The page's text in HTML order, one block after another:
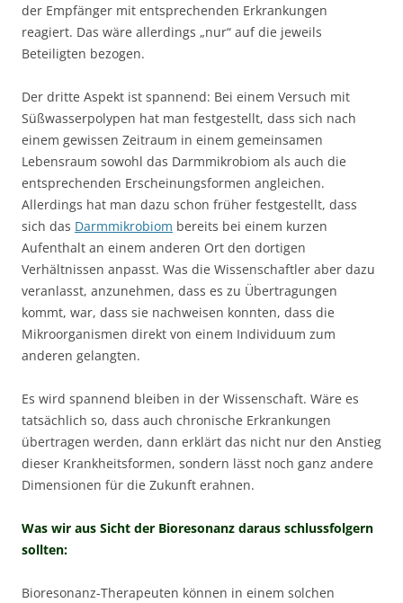
der Empfänger mit entsprechenden Erkrankungen
reagiert. Das wäre allerdings „nur“ auf die jeweils
Beteiligten bezogen.
Der dritte Aspekt ist spannend: Bei einem Versuch mit
Süßwasserpolypen hat man festgestellt, dass sich nach
einem gewissen Zeitraum in einem gemeinsamen
Lebensraum sowohl das Darmmikrobiom als auch die
entsprechenden Erscheinungsformen angleichen.
Allerdings hat man dazu schon früher festgestellt, dass
sich das Darmmikrobiom bereits bei einem kurzen
Aufenthalt an einem anderen Ort den dortigen
Verhältnissen anpasst. Was die Wissenschaftler aber dazu
veranlasst, anzunehmen, dass es zu Übertragungen
kommt, war, dass sie nachweisen konnten, dass die
Mikroorganismen direkt von einem Individuum zum
anderen gelangten.
Es wird spannend bleiben in der Wissenschaft. Wäre es
tatsächlich so, dass auch chronische Erkrankungen
übertragen werden, dann erklärt das nicht nur den Anstieg
dieser Krankheitsformen, sondern lässt noch ganz andere
Dimensionen für die Zukunft erahnen.
Was wir aus Sicht der Bioresonanz daraus schlussfolgern
sollten:
Bioresonanz-Therapeuten können in einem solchen